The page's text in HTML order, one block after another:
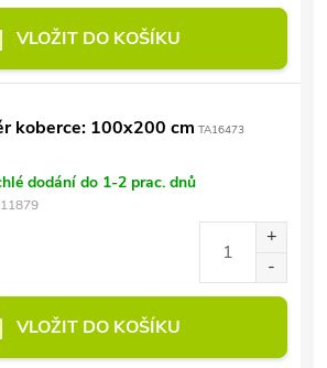
VLOŽIT DO KOŠÍKU
koberce: 100x200 cm TA16473
dodání do 1-2 prac. dnů
VLOŽIT DO KOŠÍKU